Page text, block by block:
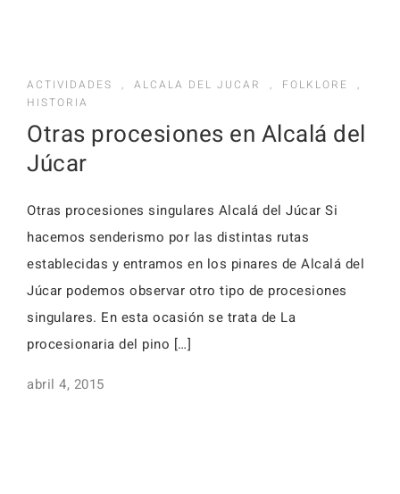
ACTIVIDADES , ALCALA DEL JUCAR , FOLKLORE
,
HISTORIA
Otras procesiones en Alcalá del
Júcar
Otras procesiones singulares Alcalá del Júcar Si
hacemos senderismo por las distintas rutas
establecidas y entramos en los pinares de Alcalá del
Júcar podemos observar otro tipo de procesiones
singulares. En esta ocasión se trata de La
procesionaria del pino […]
abril 4, 2015